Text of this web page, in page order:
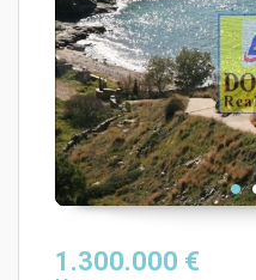
1.300.000 €